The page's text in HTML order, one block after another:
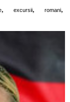
, excursii, romani,